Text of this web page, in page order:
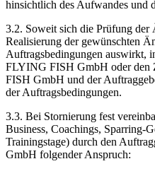
hinsichtlich des Aufwandes und
3.2. Soweit sich die Prüfung der
Realisierung der gewünschten
Auftragsbedingungen auswirkt,
FLYING FISH GmbH oder den
FISH GmbH und der
der Auftragsbedingungen.
3.3. Bei Stornierung fest
Business, Coachings, Sparring-
Trainingstage) durch den
GmbH folgender Anspruch: